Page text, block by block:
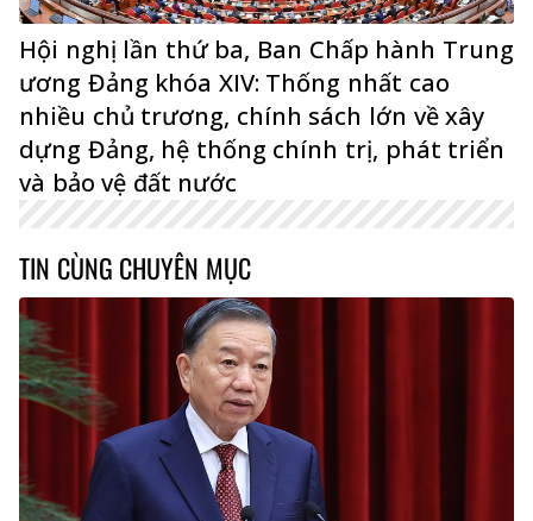
Hội nghị lần thứ ba, Ban Chấp hành Trung
ương Đảng khóa XIV: Thống nhất cao
nhiều chủ trương, chính sách lớn về xây
dựng Đảng, hệ thống chính trị, phát triển
và bảo vệ đất nước
TIN CÙNG CHUYÊN MỤC